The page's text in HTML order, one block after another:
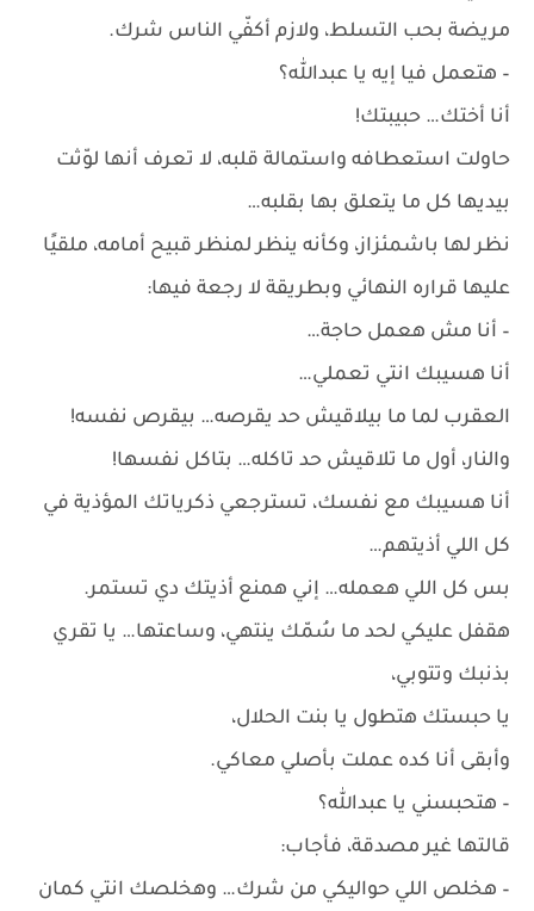
مريضة بحب التسلط، ولازم أكفّي الناس شرك.
– هتعمل فيا إيه يا عبدالله؟
أنا أختك… حبيبتك!
حاولت استعطافه واستمالة قلبه، لا تعرف أنها لوّثت
بيديها كل ما يتعلق بها بقلبه…
نظر لها باشمئزاز، وكأنه ينظر لمنظر قبيح أمامه، ملقيًا
عليها قراره النهائي وبطريقة لا رجعة فيها:
– أنا مش هعمل حاجة…
أنا هسيبك انتي تعملي…
العقرب لما ما بيلاقيش حد يقرصه… بيقرص نفسه!
والنار، أول ما تلاقيش حد تاكله… بتاكل نفسها!
أنا هسيبك مع نفسك، تسترجعي ذكرياتك المؤذية في
كل اللي أذيتهم…
بس كل اللي هعمله… إني همنع أذيتك دي تستمر.
هقفل عليكي لحد ما سُمّك ينتهي، وساعتها… يا تقري
بذنبك وتتوبي،
يا حبستك هتطول يا بنت الحلال،
وأبقى أنا كده عملت بأصلي معاكي.
– هتحبسني يا عبدالله؟
قالتها غير مصدقة، فأجاب:
– هخلص اللي حواليكي من شرك… وهخلصك انتي كمان